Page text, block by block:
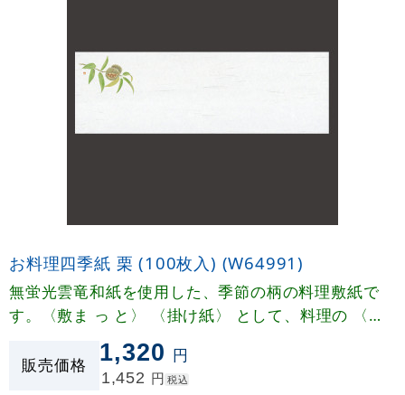
お料理四季紙 栗 (100枚入) (W64991)
無蛍光雲竜和紙を使用した、季節の柄の料理敷紙で
す。〈敷ま っ と〉 〈掛け紙〉 として、料理の 〈お
しながき〉〈献立表〉 として四季折々に幅広くご利
用いただけます。
販売価格 1,320 円
1,452 円 税込